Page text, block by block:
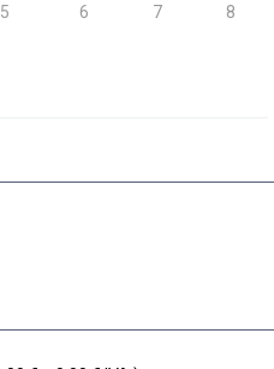
5 6 7 8